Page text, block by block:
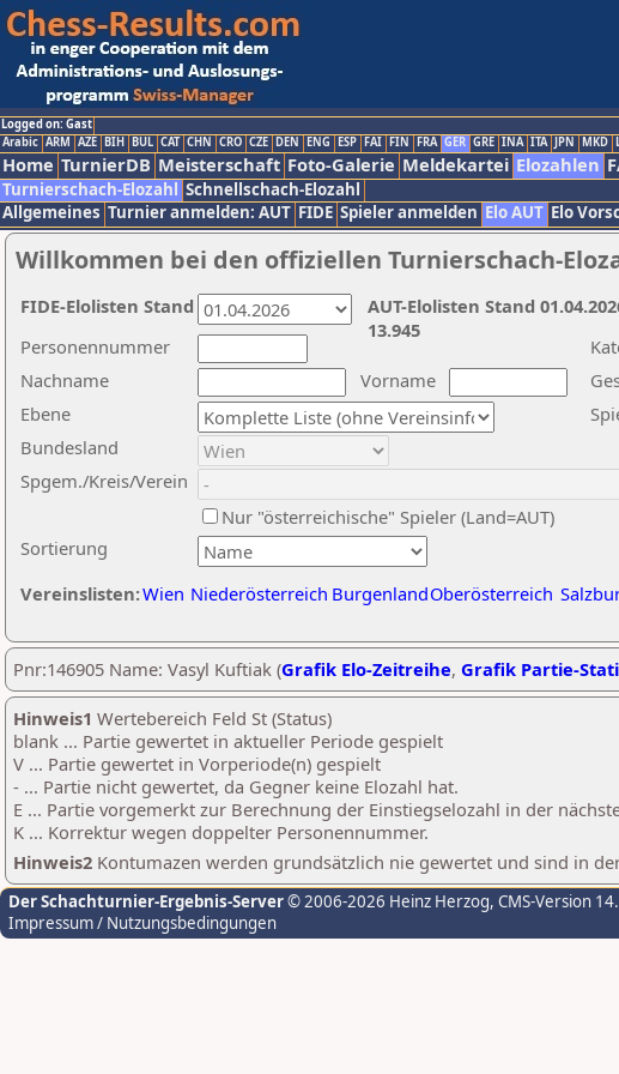
Logged on: Gast
Arabic ARM AZE BIH BUL CAT CHN CRO CZE DEN ENG ESP FAI FIN FRA GER GRE INA ITA JPN MKD
Home TurnierDB Meisterschaft Foto-Galerie Meldekartei Elozahlen
Turnierschach-Elozahl Schnellschach-Elozahl
Allgemeines Turnier anmelden: AUT FIDE Spieler anmelden Elo AUT Elo
Willkommen bei den offiziellen Turnierschach-
Nachname
Vorname
Ebene
Sortierung
Personennummer
Bundesland
Spgem./Kreis/Verein
Nur "österreichische" Spieler (Land=AUT)
Vereinslisten:Wien Niederösterreich BurgenlandOberösterreich
AUT-Elolisten Stand
13.945
FIDE-Elolisten Stand
Pnr:146905 Name: Vasyl Kuftiak (Grafik Elo-Zeitreihe, Grafik Partie-
Hinweis1 Wertebereich Feld St (Status)
blank ... Partie gewertet in aktueller Periode gespielt
V ... Partie gewertet in Vorperiode(n) gespielt
- ... Partie nicht gewertet, da Gegner keine Elozahl hat.
E ... Partie vorgemerkt zur Berechnung der Einstiegselozahl in der
K ... Korrektur wegen doppelter Personennummer.
Hinweis2 Kontumazen werden grundsätzlich nie gewertet und sind in
Der Schachturnier-Ergebnis-Server© 2006-2026 Heinz Herzog, CMS-Version
Impressum / Nutzungsbedingungen